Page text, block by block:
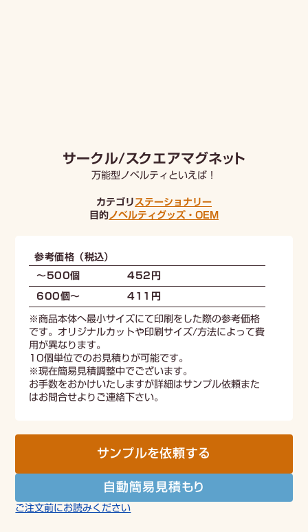
サークル/スクエアマグネット
万能型ノベルティといえば！
カテゴリステーショナリー
目的ノベルティグッズ・OEM
参考価格（税込）
～500個
452円
600個〜
411円
※商品本体へ最小サイズにて印刷をした際の参考価格
です。オリジナルカットや印刷サイズ/方法によって費
用が異なります。
10個単位でのお見積りが可能です。
※現在簡易見積調整中でございます。
お手数をおかけいたしますが詳細はサンプル依頼また
はお問合せよりご連絡下さい。
サンプルを依頼する
自動簡易見積もり
ご注文前にお読みください